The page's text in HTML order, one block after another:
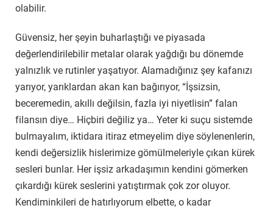
olabilir.
Güvensiz, her şeyin buharlaştığı ve piyasada
değerlendirilebilir metalar olarak yağdığı bu dönemde
yalnızlık ve rutinler yaşatıyor. Alamadığınız şey kafanızı
yarıyor, yarıklardan akan kan bağırıyor, “İşsizsin,
beceremedin, akıllı değilsin, fazla iyi niyetlisin” falan
filansın diye… Hiçbiri değiliz ya… Yeter ki suçu sistemde
bulmayalım, iktidara itiraz etmeyelim diye söylenenlerin,
kendi değersizlik hislerimize gömülmeleriyle çıkan kürek
sesleri bunlar. Her işsiz arkadaşımın kendini gömerken
çıkardığı kürek seslerini yatıştırmak çok zor oluyor.
Kendiminkileri de hatırlıyorum elbette, o kadar